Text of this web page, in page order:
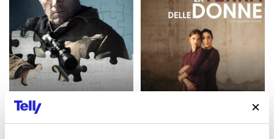
Zúčtování
2016 | USA | 128 min
Filmy / Drama / Akční
Filmy / Drama